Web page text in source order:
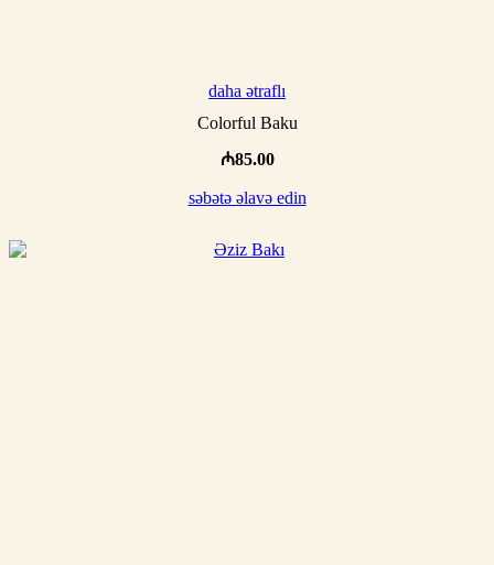
daha ətraflı
Colorful Baku
₼85.00
səbətə əlavə edin